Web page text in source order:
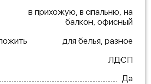
в прихожую, в спальню, на
балкон, офисный
для белья, разное
ЛДСП
Да